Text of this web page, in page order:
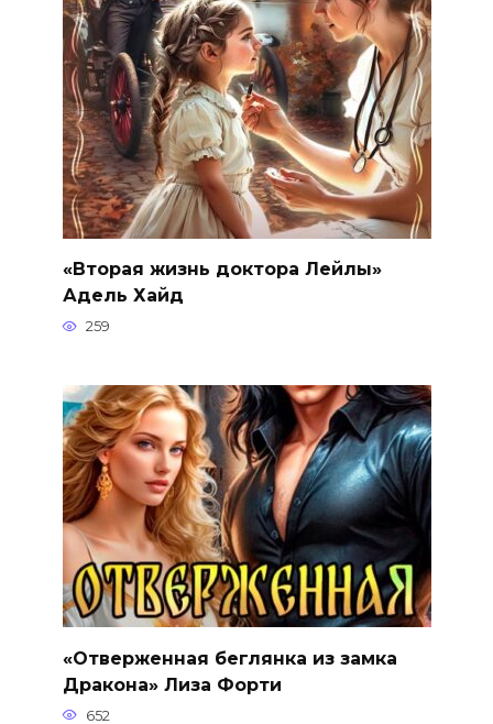
«Вторая жизнь доктора Лейлы»
Адель Хайд
259
«Отверженная беглянка из замка
Дракона» Лиза Форти
652